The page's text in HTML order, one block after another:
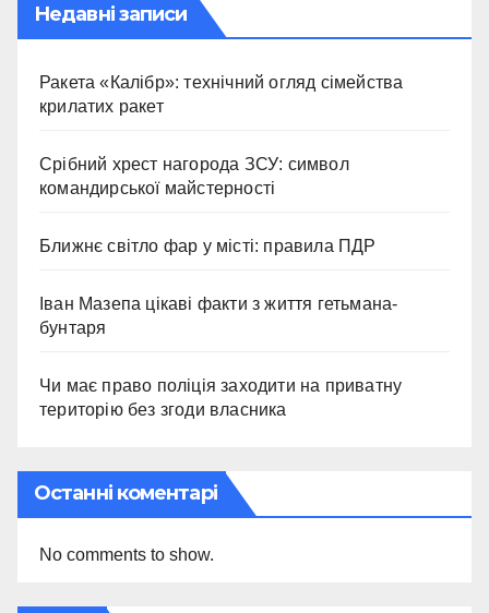
Недавні записи
Ракета «Калібр»: технічний огляд сімейства
крилатих ракет
Срібний хрест нагорода ЗСУ: символ
командирської майстерності
Ближнє світло фар у місті: правила ПДР
Іван Мазепа цікаві факти з життя гетьмана-
бунтаря
Чи має право поліція заходити на приватну
територію без згоди власника
Останні коментарі
No comments to show.